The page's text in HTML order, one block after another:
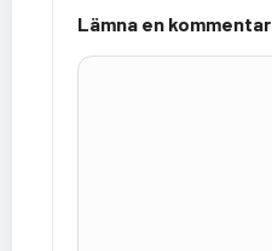
Lämna en kommentar
Kommentar